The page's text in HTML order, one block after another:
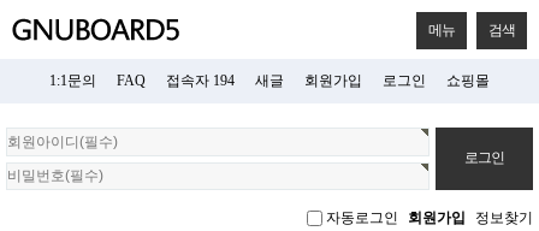
메뉴 검색
1:1문의 FAQ 접속자 194 새글 회원가입 로그인 쇼핑몰
회
원
로
자동로그인 회원가입 정보찾기